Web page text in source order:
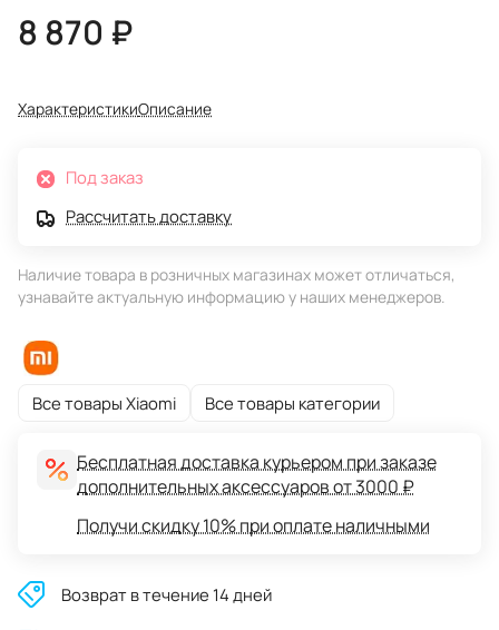
8 870 ₽
ХарактеристикиОписание
Под заказ
Рассчитать доставку
Наличие товара в розничных магазинах может отличаться,
узнавайте актуальную информацию у наших менеджеров.
Все товары Xiaomi Все товары категории
Бесплатная доставка курьером при заказе
дополнительных аксессуаров от 3000 ₽
Получи скидку 10% при оплате наличными
Возврат в течение 14 дней